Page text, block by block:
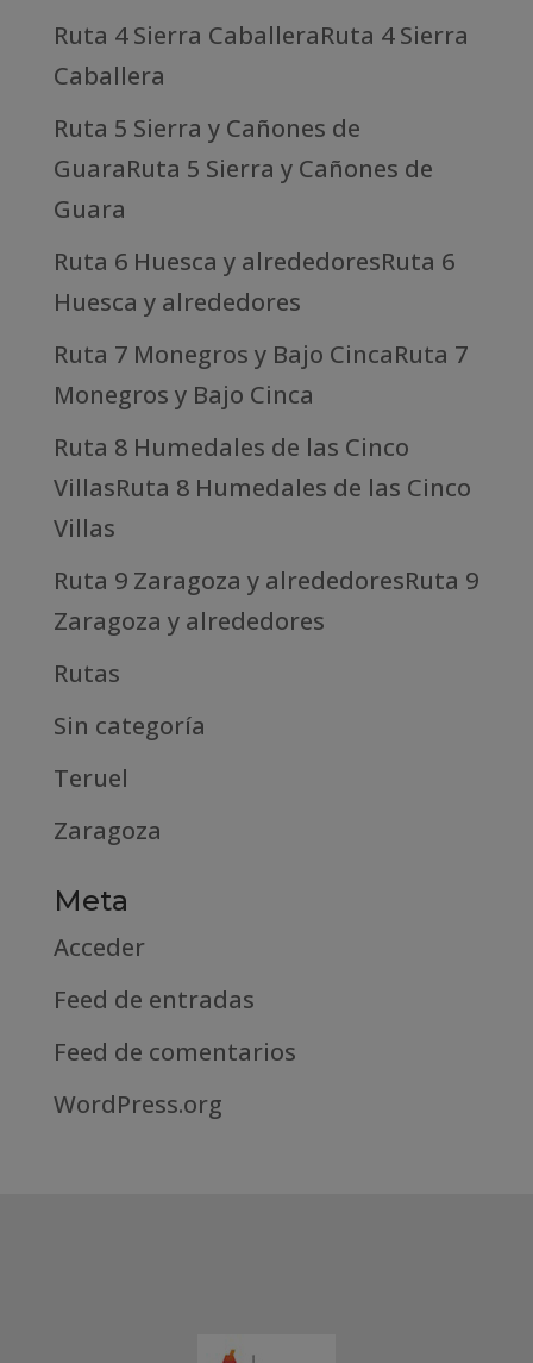
Ruta 4 Sierra CaballeraRuta 4 Sierra
Caballera
Ruta 5 Sierra y Cañones de
GuaraRuta 5 Sierra y Cañones de
Guara
Ruta 6 Huesca y alrededoresRuta 6
Huesca y alrededores
Ruta 7 Monegros y Bajo CincaRuta 7
Monegros y Bajo Cinca
Ruta 8 Humedales de las Cinco
VillasRuta 8 Humedales de las Cinco
Villas
Ruta 9 Zaragoza y alrededoresRuta 9
Zaragoza y alrededores
Rutas
Sin categoría
Teruel
Zaragoza
Meta
Acceder
Feed de entradas
Feed de comentarios
WordPress.org